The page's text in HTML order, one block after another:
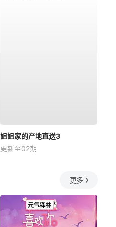
姐姐家的产地直送3
更新至02期
更多